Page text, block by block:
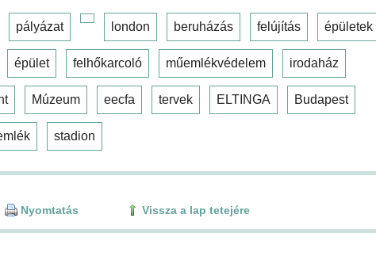
pályázat london beruházás felújítás épületek
épület felhőkarcoló műemlékvédelem irodaház
Múzeum eecfa tervek ELTINGA Budapest
stadion
Nyomtatás Vissza a lap tetejére